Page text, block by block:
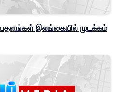
இலங்கையில் முடக்கம்